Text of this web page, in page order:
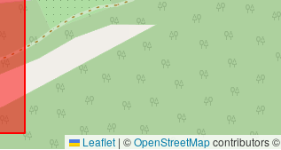
Leaflet | ©OpenStreetMapcontributors ©